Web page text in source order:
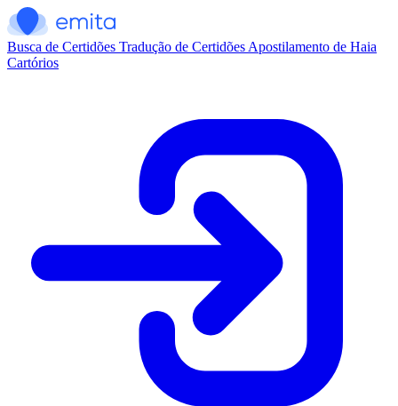
Busca de Certidões Tradução de Certidões Apostilamento de Haia
Cartórios